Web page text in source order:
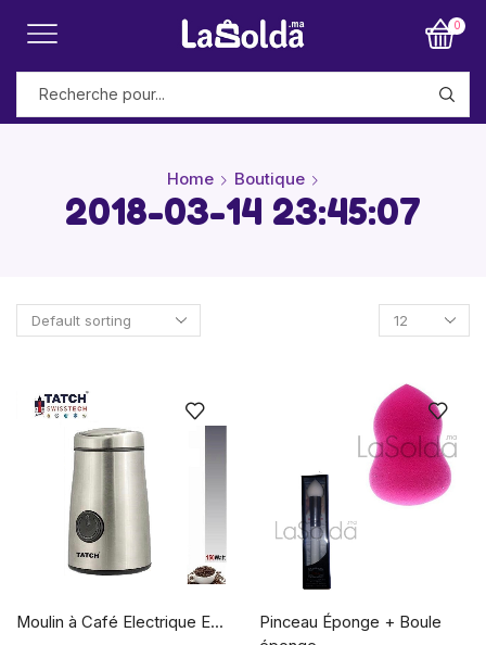
0
Home Boutique
2018-03-14 23:45:07
Moulin à Café Electrique E...
Pinceau Éponge + Boule